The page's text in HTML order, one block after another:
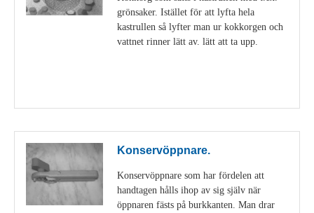
grönsaker. Istället för att lyfta hela
kastrullen så lyfter man ur kokkorgen och
vattnet rinner lätt av. lätt att ta upp.
Konservöppnare.
Konservöppnare som har fördelen att
handtagen hålls ihop av sig själv när
öppnaren fästs på burkkanten. Man drar